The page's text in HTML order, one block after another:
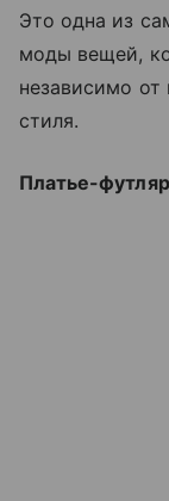
Это одна из
моды вещей,
независимо от
стиля.
Платье-футляр